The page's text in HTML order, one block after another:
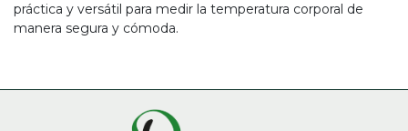
práctica y versátil para medir la temperatura corporal de
manera segura y cómoda.